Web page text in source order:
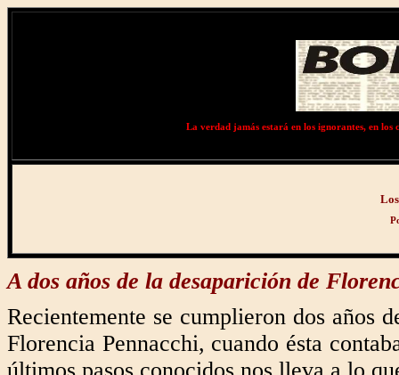
La verdad jamás estará en los ignorantes, en los
A dos años de la desaparición de
Recientemente se cumplieron dos años
Florencia Pennacchi, cuando ésta